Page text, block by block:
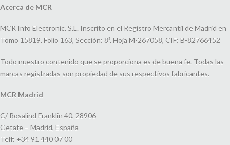
Acerca de MCR
MCR Info Electronic, S.L. Inscrito en el Registro Mercantil de Madrid en
Tomo 15819, Folio 163, Sección: 8ª, Hoja M-267058, CIF: B-82766452
Todo nuestro contenido que se proporciona es de buena fe. Todas las
marcas registradas son propiedad de sus respectivos fabricantes.
MCR Madrid
C/ Rosalind Franklin 40, 28906
Getafe – Madrid, España
Telf: +34 91 440 07 00